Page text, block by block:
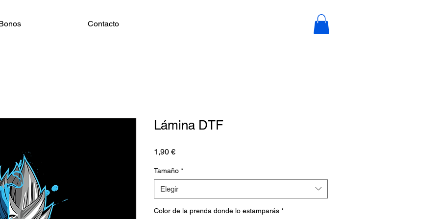
Contacto
Lámina DTF
1,90 €Precio
Tamaño *
Elegir
Color de la prenda donde lo estamparás *